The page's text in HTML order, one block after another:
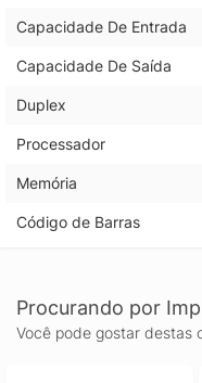
Capacidade De Entrada
Capacidade De Saída
Duplex
Processador
Memória
Código de Barras
Procurando por
Você pode gostar destas